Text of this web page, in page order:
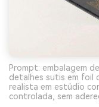
Prompt: embalagem
detalhes sutis em foil
realista em estúdio
controlada, sem